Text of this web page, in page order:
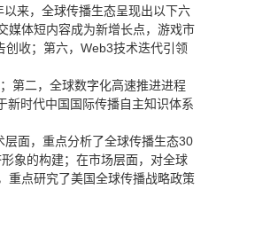
来，全球传播生态呈现出以下六
媒体短内容成为新增长点，游戏市
创收；第六，Web3技术迭代引领
第二，全球数字化高速推进进程
新时代中国国际传播自主知识体系
面，重点分析了全球传播生态30
象的构建；在市场层面，对全球
重点研究了美国全球传播战略政策